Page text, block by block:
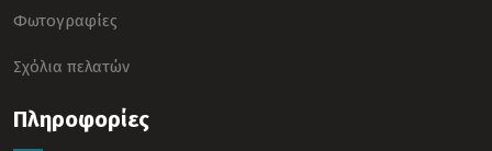
Φωτογραφίες
Σχόλια πελατών
Πληροφορίες